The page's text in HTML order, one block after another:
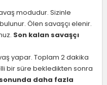
modudur. Sizinle
Ölen savaşçı elenir.
Son kalan savaşçı
yapar. Toplam 2 dakika
bir süre bekledikten sonra
daha fazla